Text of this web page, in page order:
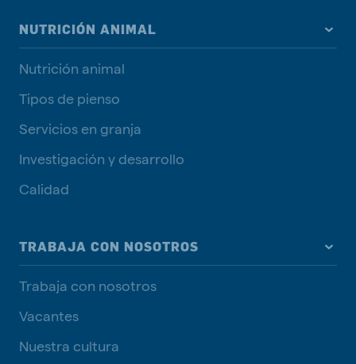
NUTRICIÓN ANIMAL
Nutrición animal
Tipos de pienso
Servicios en granja
Investigación y desarrollo
Calidad
TRABAJA CON NOSOTROS
Trabaja con nosotros
Vacantes
Nuestra cultura